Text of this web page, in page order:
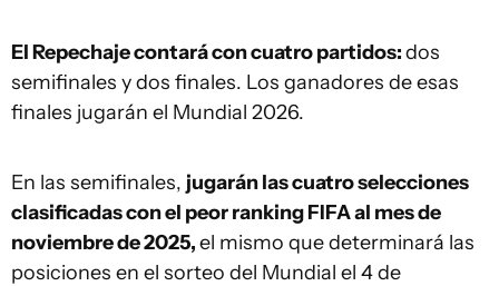
El Repechaje contará con cuatro partidos:dos
semifinales y dos finales. Los ganadores de esas
finales jugarán el Mundial 2026.
En las semifinales, jugarán las cuatro selecciones
clasificadas con el peor ranking FIFA al mes de
noviembre de 2025,el mismo que determinará las
posiciones en el sorteo del Mundial el 4 de